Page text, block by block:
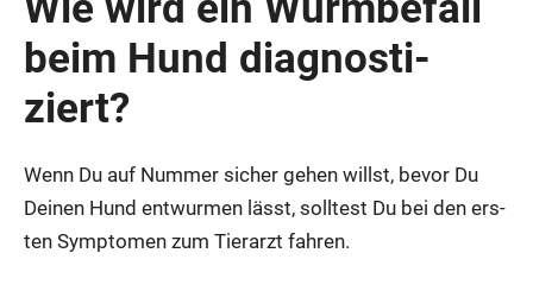
beim Hund dia­gnos­ti­
ziert?
Wenn Du auf Num­mer sicher gehen willst, bevor Du
Dei­nen Hund ent­wur­men lässt, soll­test Du bei den ers­
ten Sym­pto­men zum Tier­arzt fah­ren.